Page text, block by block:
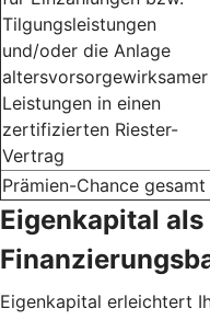
Tilgungsleistungen
und/oder die Anlage
altersvorsorgewirksamer
Leistungen in einen
zertifizierten Riester-
Vertrag
Prämien-Chance gesamt
Eigenkapital
Eigenkapital erleichtert